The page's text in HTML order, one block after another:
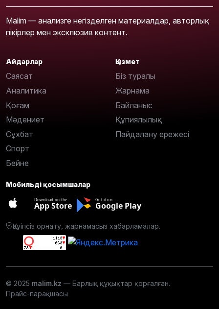
Malim — анализге негізделген материалдар, авторлық
пікірлер мен эксклюзив контент.
Айдарлар
Саясат
Аналитика
Қоғам
Мәдениет
Сұхбат
Спорт
Бейне
Қызмет
Біз туралы
Жарнама
Байланыс
Құпиялылық
Пайдалану ережесі
Мобильді қосымшалар
Download on the
App Store
Get it on
Google Play
Қауіпсіз орнату, жарнамасыз хабарламалар.
© 2025 malim.kz — Барлық құқықтар қорғалған.
Прайс-парақшасы